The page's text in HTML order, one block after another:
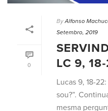
0
By Alfonso
Setembro, 2019
LC 9,
Lucas 9, 18-
sou?”.
mesma